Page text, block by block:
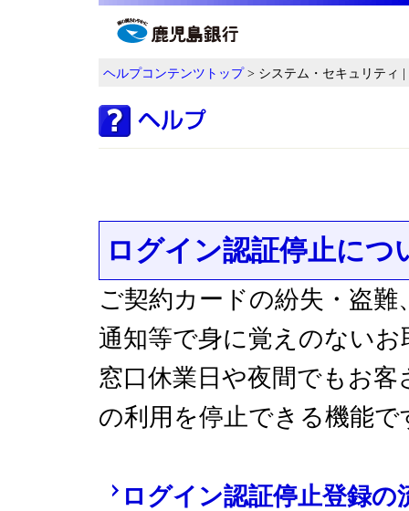
ヘルプコンテンツトップ> システム・セキュリティ
ログイン認証停止につ
ご契約カードの紛失・盗
通知等で身に覚えのない
窓口休業日や夜間でもお
の利用を停止できる機能で
ログイン認証停止登録の